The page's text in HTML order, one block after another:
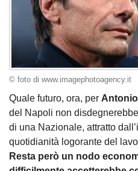
© foto di www.imagephotoagency.it
Quale futuro, ora, per
del Napoli non
di una Nazionale, attratto
quotidianità logorante del
Resta però un nodo